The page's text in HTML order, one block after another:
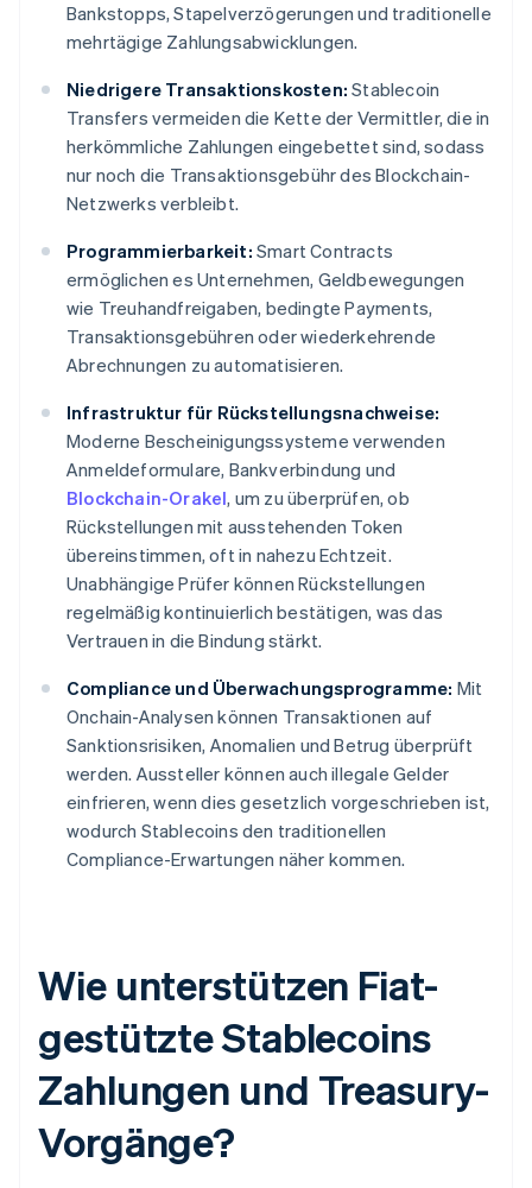
Bankstopps, Stapelverzögerungen und traditionelle
mehrtägige Zahlungsabwicklungen.
Niedrigere Transaktionskosten: Stablecoin
Transfers vermeiden die Kette der Vermittler, die in
herkömmliche Zahlungen eingebettet sind, sodass
nur noch die Transaktionsgebühr des Blockchain-
Netzwerks verbleibt.
Programmierbarkeit: Smart Contracts
ermöglichen es Unternehmen, Geldbewegungen
wie Treuhandfreigaben, bedingte Payments,
Transaktionsgebühren oder wiederkehrende
Abrechnungen zu automatisieren.
Infrastruktur für Rückstellungsnachweise:
Moderne Bescheinigungssysteme verwenden
Anmeldeformulare, Bankverbindung und
Blockchain-Orakel, um zu überprüfen, ob
Rückstellungen mit ausstehenden Token
übereinstimmen, oft in nahezu Echtzeit.
Unabhängige Prüfer können Rückstellungen
regelmäßig kontinuierlich bestätigen, was das
Vertrauen in die Bindung stärkt.
Compliance und Überwachungsprogramme: Mit
Onchain-Analysen können Transaktionen auf
Sanktionsrisiken, Anomalien und Betrug überprüft
werden. Aussteller können auch illegale Gelder
einfrieren, wenn dies gesetzlich vorgeschrieben ist,
wodurch Stablecoins den traditionellen
Compliance-Erwartungen näher kommen.
Wie unterstützen Fiat-
gestützte Stablecoins
Zahlungen und Treasury-
Vorgänge?